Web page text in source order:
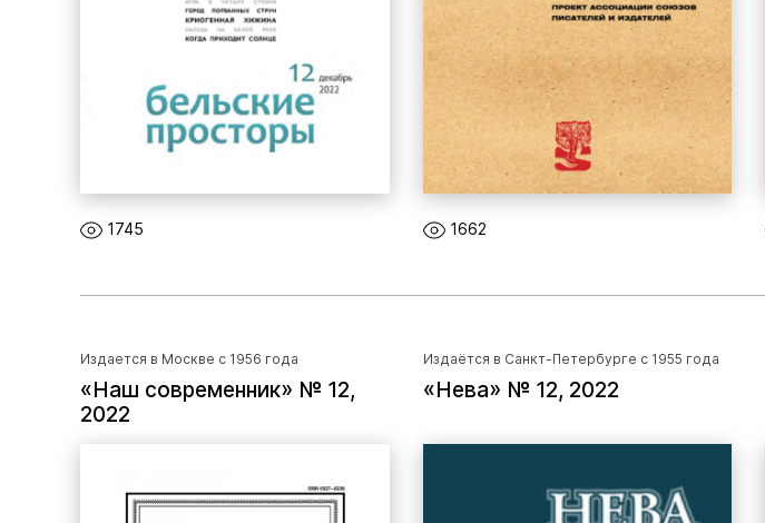
1745 1662
Издается в Москве с 1956 года
«Наш современник» № 12,
2022
Издаётся в Санкт-Петербурге с 1955 года
«Нева» № 12, 2022